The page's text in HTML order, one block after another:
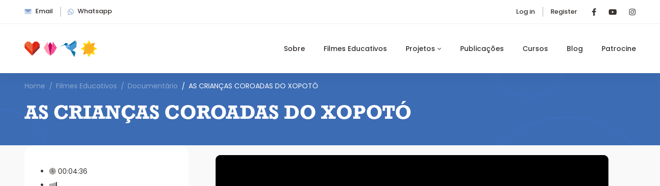
Email Whatsapp Log in Register
Sobre Filmes Educativos Projetos Publicações Cursos Blog Patrocine
Home Filmes Educativos Documentário AS CRIANÇAS COROADAS DO XOPOTÓ
AS CRIANÇAS COROADAS DO XOPOTÓ
00:04:36